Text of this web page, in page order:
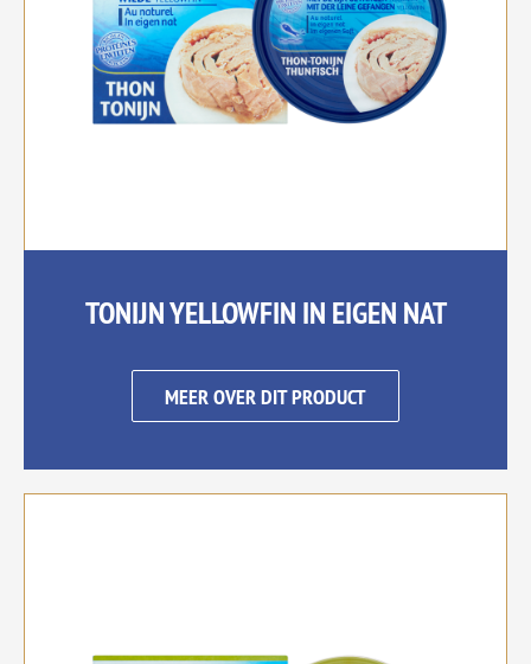
TONIJN YELLOWFIN IN EIGEN NAT
MEER OVER DIT PRODUCT